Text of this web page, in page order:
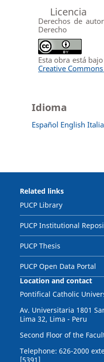
Licencia
Derechos de
Derecho
Esta obra está
Creative
Idioma
Español English
Related links
PUCP Library
PUCP Institutional
PUCP Thesis
PUCP Open Data Portal
Location and contact
Pontifical Catholic
Av. Universitaria 1801
Lima 32, Lima - Peru
Second Floor of the
Telephone: 626-2000
[5391]